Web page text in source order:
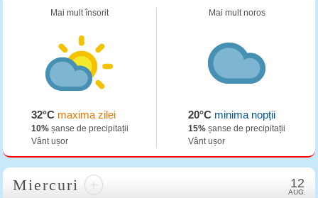
Mai mult însorit
32°Cmaxima zilei
10%șanse de precipitații
Vânt ușor
Mai mult noros
20°C minima nopții
15% șanse de precipitații
Vânt ușor
Miercuri + 12
AUG.